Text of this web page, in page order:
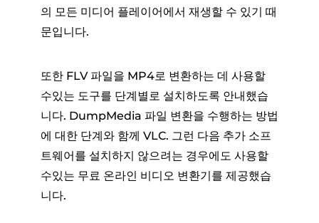
의 모든 미디어 플레이어에서 재생할 수 있기 때
문입니다.
또한 FLV 파일을 MP4로 변환하는 데 사용할
수있는 도구를 단계별로 설치하도록 안내했습
니다. DumpMedia 파일 변환을 수행하는 방법
에 대한 단계와 함께 VLC. 그런 다음 추가 소프
트웨어를 설치하지 않으려는 경우에도 사용할
수있는 무료 온라인 비디오 변환기를 제공했습
니다.